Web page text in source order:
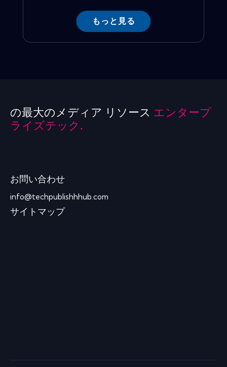
もっと見る
の最大のメディア リソース エンタープ
ライズテック.
お問い合わせ
info@techpublishhhub.com
サイトマップ